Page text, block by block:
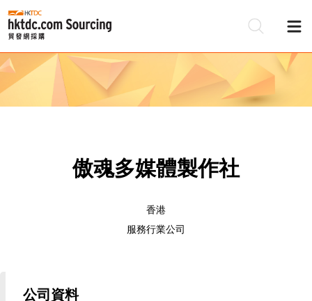
傲魂多媒體製作社
香港
服務行業公司
公司資料